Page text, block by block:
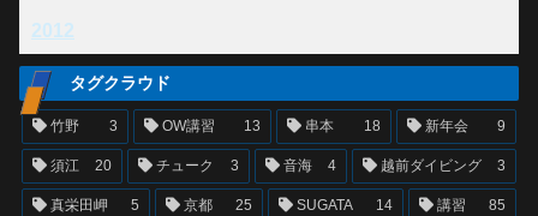
2012
タグクラウド
竹野 3 OW講習 13 串本 18 新年会 9
須江 20 チューク 3 音海 4 越前ダイビング 3
真栄田岬 5 京都 25 SUGATA 14 講習 85